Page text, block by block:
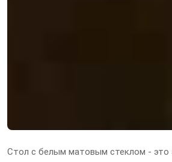
Стол с белым матовым стеклом - это